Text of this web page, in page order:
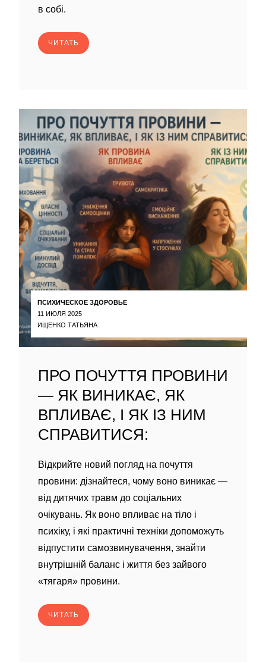
в собі.
ЧИТАТЬ
ПСИХИЧЕСКОЕ ЗДОРОВЬЕ
11 ИЮЛЯ 2025
ИЩЕНКО ТАТЬЯНА
ПРО ПОЧУТТЯ ПРОВИНИ
— ЯК ВИНИКАЄ, ЯК
ВПЛИВАЄ, І ЯК ІЗ НИМ
СПРАВИТИСЯ:
Відкрийте новий погляд на почуття
провини: дізнайтеся, чому воно виникає —
від дитячих травм до соціальних
очікувань. Як воно впливає на тіло і
психіку, і які практичні техніки допоможуть
відпустити самозвинувачення, знайти
внутрішній баланс і життя без зайвого
«тягаря» провини.
ЧИТАТЬ